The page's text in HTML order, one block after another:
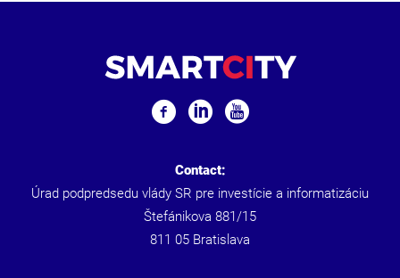
Contact:
Úrad podpredsedu vlády SR pre investície a informatizáciu
Štefánikova 881/15
811 05 Bratislava